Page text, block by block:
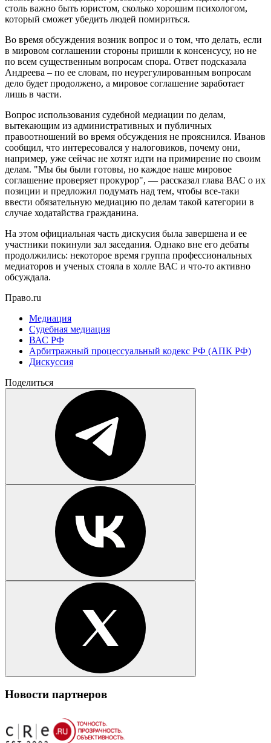
столь важно быть юристом, сколько хорошим психологом,
который сможет убедить людей помириться.
Во время обсуждения возник вопрос и о том, что делать, если
в мировом соглашении стороны пришли к консенсусу, но не
по всем существенным вопросам спора. Ответ подсказала
Андреева – по ее словам, по неурегулированным вопросам
дело будет продолжено, а мировое соглашение заработает
лишь в части.
Вопрос использования судебной медиации по делам,
вытекающим из административных и публичных
правоотношений во время обсуждения не прояснился. Иванов
сообщил, что интересовался у налоговиков, почему они,
например, уже сейчас не хотят идти на примирение по своим
делам. "Мы бы были готовы, но каждое наше мировое
соглашение проверяет прокурор", — рассказал глава ВАС о их
позиции и предложил подумать над тем, чтобы все-таки
ввести обязательную медиацию по делам такой категории в
случае ходатайства гражданина.
На этом официальная часть дискусия была завершена и ее
участники покинули зал заседания. Однако вне его дебаты
продолжились: некоторое время группа профессиональных
медиаторов и ученых стояла в холле ВАС и что-то активно
обсуждала.
Право.ru
Медиация
Судебная медиация
ВАС РФ
Арбитражный процессуальный кодекс РФ (АПК РФ)
Дискуссия
Поделиться
Новости партнеров